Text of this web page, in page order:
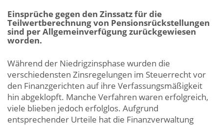
Einsprüche gegen den Zinssatz für die
Teilwertberechnung von Pensionsrückstellungen
sind per Allgemeinverfügung zurückgewiesen
worden.
Während der Niedrigzinsphase wurden die
verschiedensten Zinsregelungen im Steuerrecht vor
den Finanzgerichten auf ihre Verfassungsmäßigkeit
hin abgeklopft. Manche Verfahren waren erfolgreich,
viele blieben jedoch erfolglos. Aufgrund
entsprechender Urteile hat die Finanzverwaltung